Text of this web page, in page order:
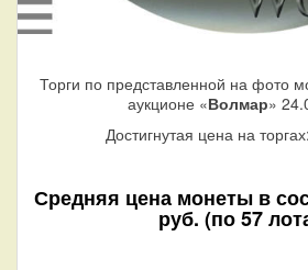
Торги по представленной на фото
аукционе «Волмар»
Достигнутая цена на торгах:
Средняя цена монеты в
руб. (по 57